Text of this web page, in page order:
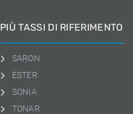
PIÙ TASSI DI RIFERIMENTO
SARON
ESTER
SONIA
TONAR